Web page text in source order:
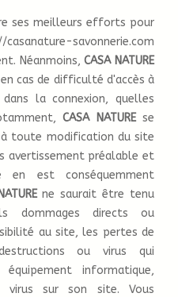
ses meilleurs efforts pour
savonnerie.com
Néanmoins,CASA NATURE
cas de difficulté d'accès à
la connexion, quelles
CASA NATUREse
toute modification du site
avertissement préalable et
est conséquemment
ne saurait être tenu
dommages directs ou
au site, les pertes de
ou virus qui
informatique,
sur son site. Vous